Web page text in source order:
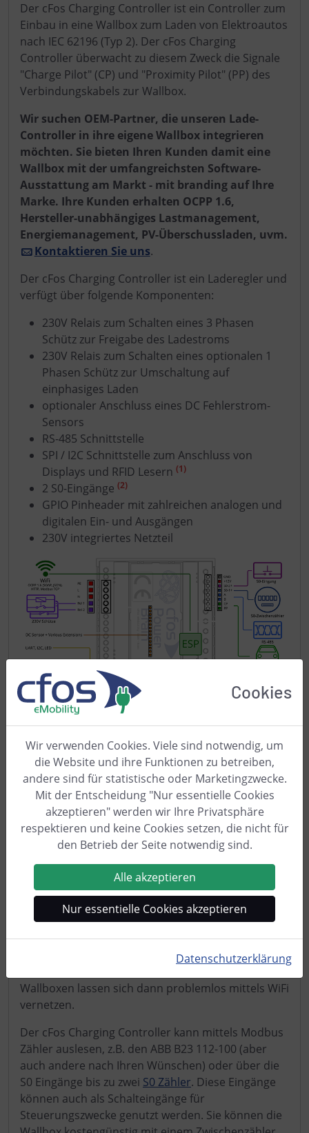
Der cFos Charging Controller ist ein Controller zum
Einbau in eine Wallbox zum Laden von Elektroautos
nach IEC 62196 (Typ 2). Der cFos Charging
Controller überwacht zu diesem Zweck die Signale
"Charge Pilot" (CP) und "Proximity Pilot" (PP) des
Verbindungskabels zur Wallbox.
Wir suchen OEM-Partner, die unseren Lade-
Controller in ihre eigene Wallbox integrieren
möchten. Sie bieten Ihren Kunden damit eine
Wallbox mit der umfangreichsten Software-
Ausstattung am Markt - mit branding auf Ihre
Marke. Ihre Kunden erhalten OCPP 1.6,
Hersteller-unabhängiges Lastmanagement,
Energiemanagement, PV-Überschussladen, uvm.
Kontaktieren Sie uns.
Der cFos Charging Controller ist ein Laderegler und
verfügt über folgende Komponenten:
230V Relais zum Schalten eines 3 Phasen
Schütz zur Freigabe des Ladestroms
230V Relais zum Schalten eines optionalen 1
Phasen Schütz zur Umschaltung auf
einphasiges Laden
optionaler Anschluss eines DC Fehlerstrom-
Sensors
RS-485 Schnittstelle
SPI / I2C Schnittstelle zum Anschluss von
Displays und RFID Lesern (1)
2 S0-Eingänge (2)
GPIO Pinheader mit zahlreichen analogen und
digitalen Ein- und Ausgängen
230V integriertes Netzteil
Diagramm der cFos Charging Controller Input/Output-
Verbindungen (FS+)
ESP32 von Espressif Systems. Mit Hilfe dieses
leistungsfähigen Mikrocontrollers kann der cFos
Charging Controller folgende
Kommunikationsprotokolle sprechen:
WiFi 802.11 b/g/n, inklusive vollem TCP/IP Stack
OCPP 1.6 (SOAP und JSON), sowohl Client als
auch Backend
Modbus TCP und RTU
Sie können also mit Hilfe des cFos Charging
Controllers eine Wallbox aufbauen, die wahlweise
Modbusspricht und
Wallboxen lassen sich dann problemlos mittels WiFi
vernetzen.
Der cFos Charging Controller kann mittels Modbus
Zähler auslesen, z.B. den ABB B23 112-100 (aber
auch andere nach Ihren Wünschen) oder über die
S0 Eingänge bis zu zwei S0 Zähler. Diese Eingänge
können auch als Schalteingänge für
Steuerungszwecke genutzt werden. Sie können die
Cookies
Wir verwenden Cookies. Viele sind notwendig, um
die Website und ihre Funktionen zu betreiben,
andere sind für statistische oder Marketingzwecke.
Mit der Entscheidung "Nur essentielle Cookies
akzeptieren" werden wir Ihre Privatsphäre
respektieren und keine Cookies setzen, die nicht für
den Betrieb der Seite notwendig sind.
Alle akzeptieren
Nur essentielle Cookies akzeptieren
Datenschutzerklärung